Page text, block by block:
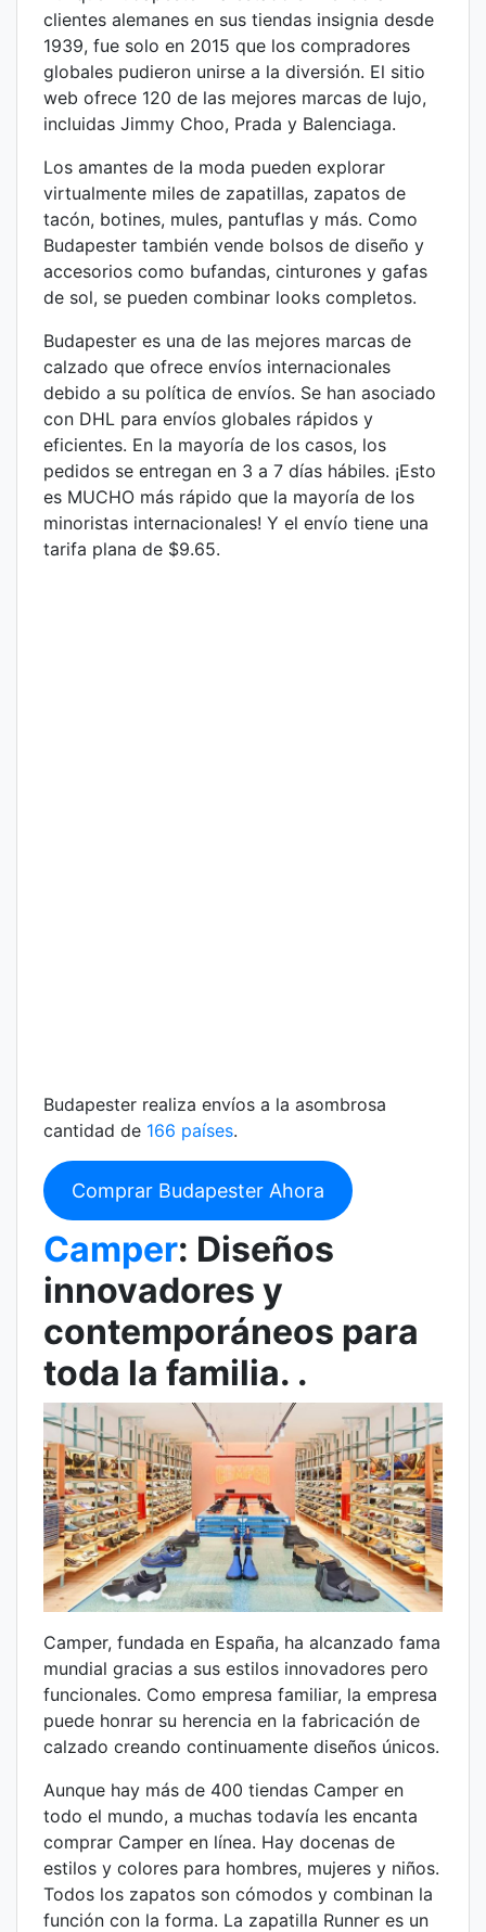
clientes alemanes en sus tiendas insignia desde
1939, fue solo en 2015 que los compradores
globales pudieron unirse a la diversión. El sitio
web ofrece 120 de las mejores marcas de lujo,
incluidas Jimmy Choo, Prada y Balenciaga.
Los amantes de la moda pueden explorar
virtualmente miles de zapatillas, zapatos de
tacón, botines, mules, pantuflas y más. Como
Budapester también vende bolsos de diseño y
accesorios como bufandas, cinturones y gafas
de sol, se pueden combinar looks completos.
Budapester es una de las mejores marcas de
calzado que ofrece envíos internacionales
debido a su política de envíos. Se han asociado
con DHL para envíos globales rápidos y
eficientes. En la mayoría de los casos, los
pedidos se entregan en 3 a 7 días hábiles. ¡Esto
es MUCHO más rápido que la mayoría de los
minoristas internacionales! Y el envío tiene una
tarifa plana de $9.65.
Budapester realiza envíos a la asombrosa
cantidad de 166 países.
Comprar Budapester Ahora
Camper: Diseños
innovadores y
contemporáneos para
toda la familia. .
Camper, fundada en España, ha alcanzado fama
mundial gracias a sus estilos innovadores pero
funcionales. Como empresa familiar, la empresa
puede honrar su herencia en la fabricación de
calzado creando continuamente diseños únicos.
Aunque hay más de 400 tiendas Camper en
todo el mundo, a muchas todavía les encanta
comprar Camper en línea. Hay docenas de
estilos y colores para hombres, mujeres y niños.
Todos los zapatos son cómodos y combinan la
función con la forma. La zapatilla Runner es un